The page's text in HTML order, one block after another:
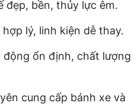
đẹp, bền, thủy lực êm.
hợp lý, linh kiện dễ thay.
động ổn định, chất lượng
cung cấp bánh xe và